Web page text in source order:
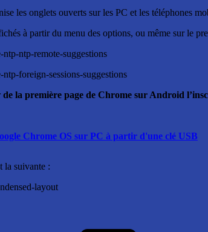
les onglets ouverts sur les PC et les téléphones
à partir du menu des options, ou même sur le
ntp-remote-suggestions
foreign-sessions-suggestions
de la première page de Chrome sur Android
Chrome OS sur PC à partir d'une clé USB
la suivante :
layout